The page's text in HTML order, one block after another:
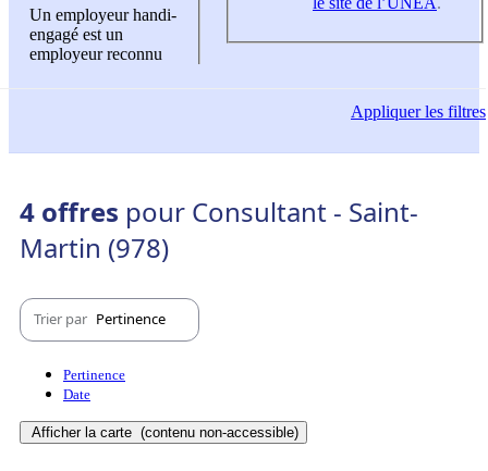
Un employeur handi-
engagé est un
employeur reconnu
Appliquerles filtres
4 offres pour Consultant - Saint-
Martin (978)
Trier par Pertinence
Pertinence
Date
Afficher la carte (contenu non-accessible)